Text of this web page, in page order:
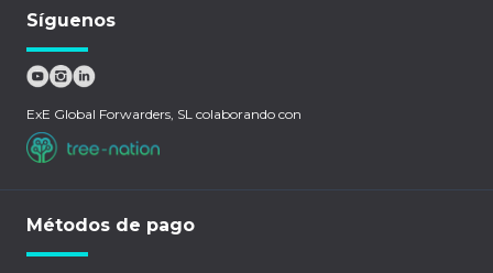
Síguenos
ExE Global Forwarders, SL colaborando con
Métodos de pago